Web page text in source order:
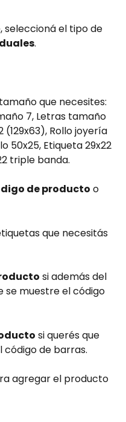
seleccioná el tipo de
.
que necesites:
7, Letras tamaño
(129x63), Rollo joyería
50x25, Etiqueta 29x22
triple banda.
de producto o
que necesitás
si además del
se muestre el código
si querés que
código de barras.
agregar el producto